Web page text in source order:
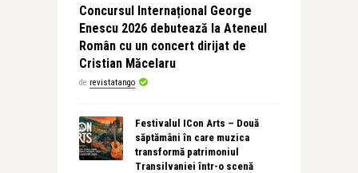
Concursul Internațional George
Enescu 2026 debutează la Ateneul
Român cu un concert dirijat de
Cristian Măcelaru
de revistatango
Festivalul ICon Arts – Două
săptămâni în care muzica
transformă patrimoniul
Transilvaniei într-o scenă